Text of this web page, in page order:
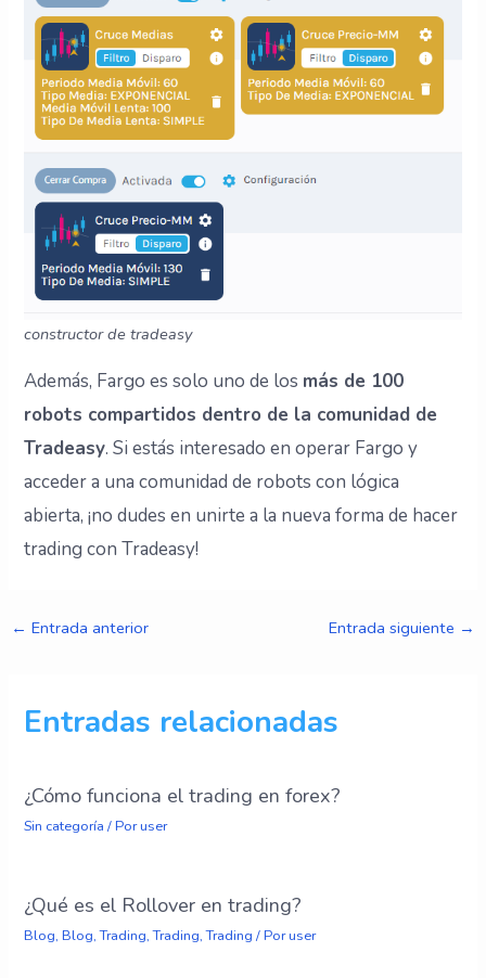
constructor de tradeasy
Además, Fargo es solo uno de los más de 100
robots compartidos dentro de la comunidad de
Tradeasy. Si estás interesado en operar Fargo y
acceder a una comunidad de robots con lógica
abierta, ¡no dudes en unirte a la nueva forma de hacer
trading con Tradeasy!
← Entrada anterior Entrada siguiente →
Entradas relacionadas
¿Cómo funciona el trading en forex?
Sin categoría / Poruser
¿Qué es el Rollover en trading?
Blog,Blog,Trading,Trading,Trading / Poruser